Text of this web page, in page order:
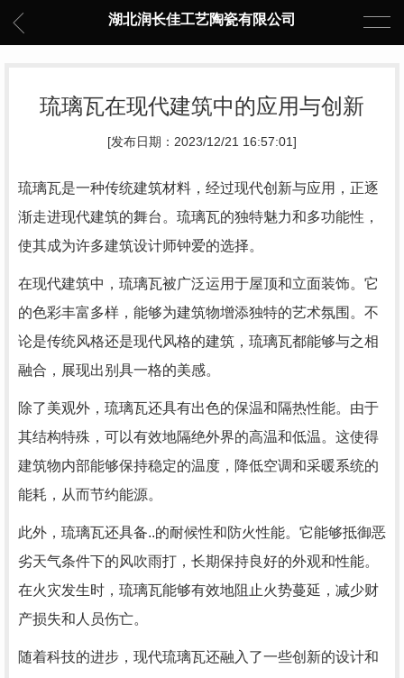
湖北润长佳工艺陶瓷有限公司
琉璃瓦在现代建筑中的应用与创新
[发布日期：2023/12/21 16:57:01]
琉璃瓦是一种传统建筑材料，经过现代创新与应用，正逐
渐走进现代建筑的舞台。琉璃瓦的独特魅力和多功能性，
使其成为许多建筑设计师钟爱的选择。
在现代建筑中，琉璃瓦被广泛运用于屋顶和立面装饰。它
的色彩丰富多样，能够为建筑物增添独特的艺术氛围。不
论是传统风格还是现代风格的建筑，琉璃瓦都能够与之相
融合，展现出别具一格的美感。
除了美观外，琉璃瓦还具有出色的保温和隔热性能。由于
其结构特殊，可以有效地隔绝外界的高温和低温。这使得
建筑物内部能够保持稳定的温度，降低空调和采暖系统的
能耗，从而节约能源。
此外，琉璃瓦还具备..的耐候性和防火性能。它能够抵御恶
劣天气条件下的风吹雨打，长期保持良好的外观和性能。
在火灾发生时，琉璃瓦能够有效地阻止火势蔓延，减少财
产损失和人员伤亡。
随着科技的进步，现代琉璃瓦还融入了一些创新的设计和